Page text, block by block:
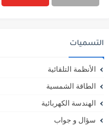
التسميات
الأنظمة التلقائية
الطاقة الشمسية
الهندسة الكهربائية
سؤال و جواب